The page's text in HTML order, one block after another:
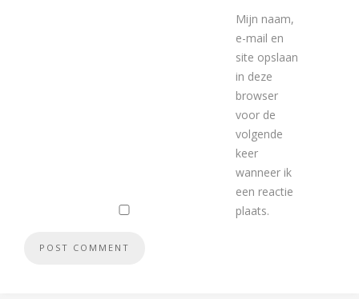
Mijn naam,
e-mail en
site opslaan
in deze
browser
voor de
volgende
keer
wanneer ik
een reactie
plaats.